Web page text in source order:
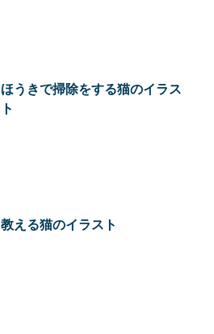
ほうきで掃除をする猫のイラス
ト
教える猫のイラスト